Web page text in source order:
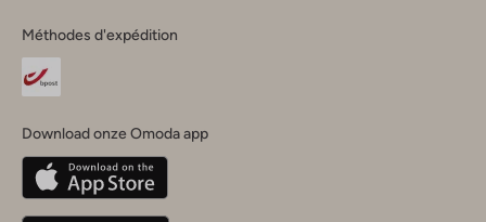
ton
pays
Fermer
Belgique(Français)
Deutschland
Méthodes d'expédition
Download onze Omoda app